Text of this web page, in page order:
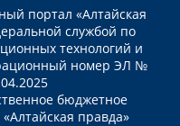
портал «Алтайская
службой по
технологий и
номер ЭЛ №
бюджетное
правда»